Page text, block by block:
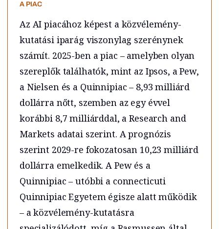
A PIAC
Az AI piacához képest a közvélemény-
kutatási iparág viszonylag szerénynek
számít. 2025-ben a piac – amelyben olyan
szereplők találhatók, mint az Ipsos, a Pew,
a Nielsen és a Quinnipiac – 8,93 milliárd
dollárra nőtt, szemben az egy évvel
korábbi 8,7 milliárddal, a Research and
Markets adatai szerint. A prognózis
szerint 2029-re fokozatosan 10,23 milliárd
dollárra emelkedik. A Pew és a
Quinnipiac – utóbbi a connecticuti
Quinnipiac Egyetem égisze alatt működik
– a közvélemény-kutatásra